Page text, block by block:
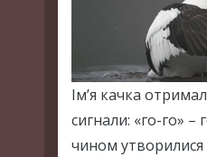
Ім’я качка
сигнали: «го-го» –
чином утворилися